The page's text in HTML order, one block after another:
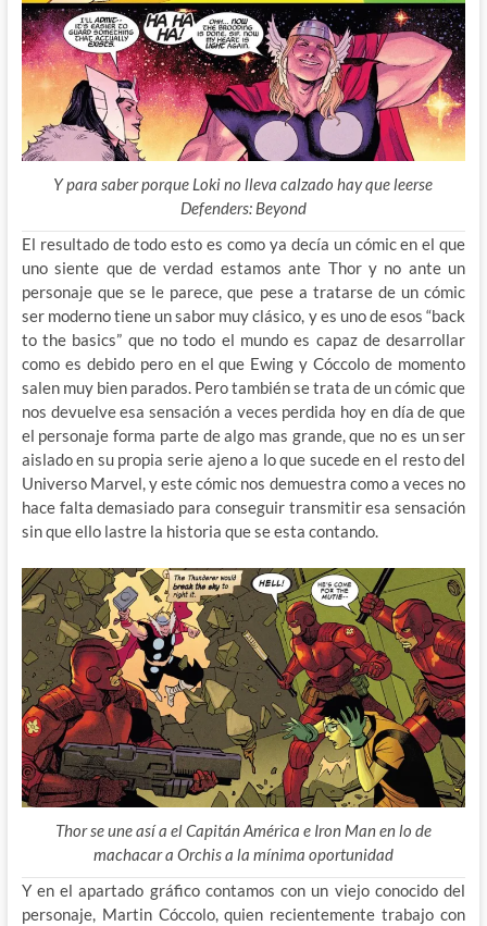
Y para saber porque Loki no lleva calzado hay que leerse
Defenders: Beyond
El resultado de todo esto es como ya decía un cómic en el que
uno siente que de verdad estamos ante Thor y no ante un
personaje que se le parece, que pese a tratarse de un cómic
ser moderno tiene un sabor muy clásico, y es uno de esos “back
to the basics” que no todo el mundo es capaz de desarrollar
como es debido pero en el que Ewing y Cóccolo de momento
salen muy bien parados. Pero también se trata de un cómic que
nos devuelve esa sensación a veces perdida hoy en día de que
el personaje forma parte de algo mas grande, que no es un ser
aislado en su propia serie ajeno a lo que sucede en el resto del
Universo Marvel, y este cómic nos demuestra como a veces no
hace falta demasiado para conseguir transmitir esa sensación
sin que ello lastre la historia que se esta contando.
Thor se une así a el Capitán América e Iron Man en lo de
machacar a Orchis a la mínima oportunidad
Y en el apartado gráfico contamos con un viejo conocido del
personaje, Martin Cóccolo, quien recientemente trabajo con